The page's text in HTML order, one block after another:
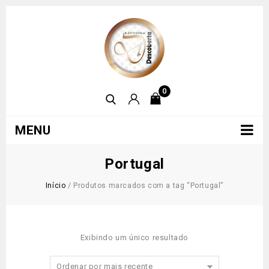
0
MENU
Portugal
Início / Produtos marcados com a tag “Portugal”
Exibindo um único resultado
Ordenar por mais recente